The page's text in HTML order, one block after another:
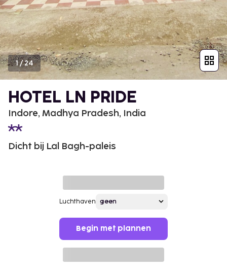
1/24
HOTEL LN PRIDE
Indore, Madhya Pradesh, India
Dicht bij Lal Bagh-paleis
Luchthaven
Begin met plannen